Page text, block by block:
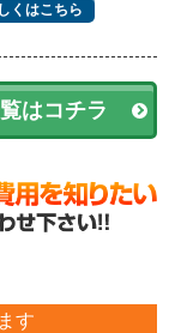
くはこちら
はコチラ
す